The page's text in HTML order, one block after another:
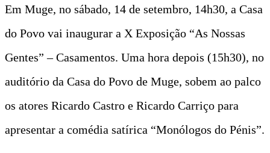
Em Muge, no sábado, 14 de setembro, 14h30, a Casa
do Povo vai inaugurar a X Exposição “As Nossas
Gentes” – Casamentos. Uma hora depois (15h30), no
auditório da Casa do Povo de Muge, sobem ao palco
os atores Ricardo Castro e Ricardo Carriço para
apresentar a comédia satírica “Monólogos do Pénis”.